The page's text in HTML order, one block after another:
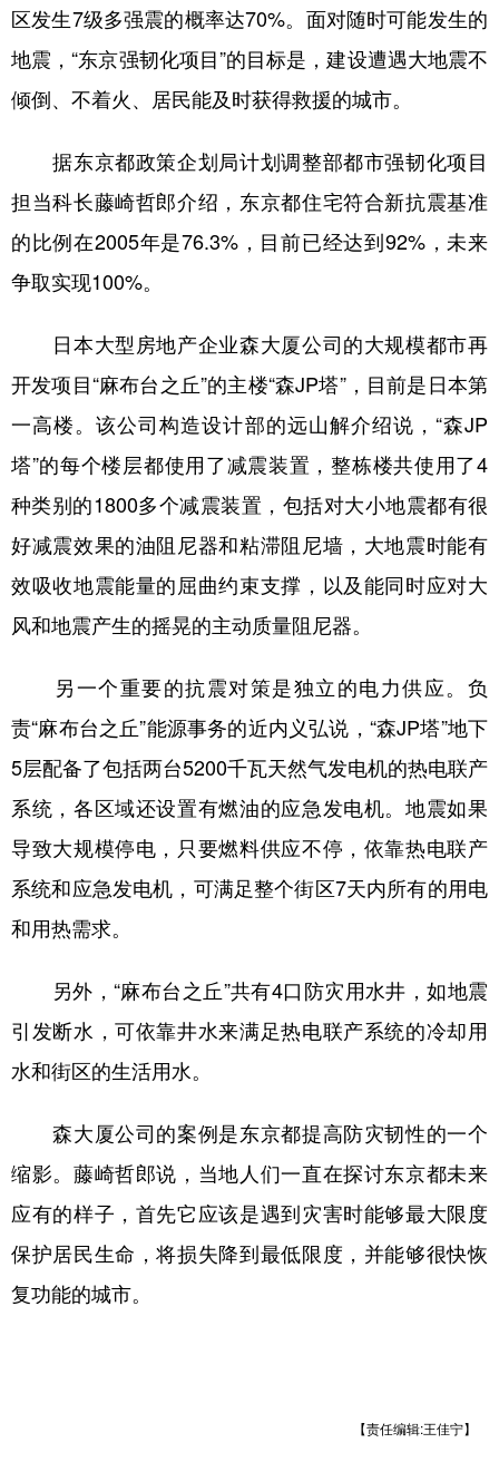
区发生7级多强震的概率达70%。面对随时可能发生的
地震，“东京强韧化项目”的目标是，建设遭遇大地震不
倾倒、不着火、居民能及时获得救援的城市。
据东京都政策企划局计划调整部都市强韧化项目
担当科长藤崎哲郎介绍，东京都住宅符合新抗震基准
的比例在2005年是76.3%，目前已经达到92%，未来
争取实现100%。
日本大型房地产企业森大厦公司的大规模都市再
开发项目“麻布台之丘”的主楼“森JP塔”，目前是日本第
一高楼。该公司构造设计部的远山解介绍说，“森JP
塔”的每个楼层都使用了减震装置，整栋楼共使用了4
种类别的1800多个减震装置，包括对大小地震都有很
好减震效果的油阻尼器和粘滞阻尼墙，大地震时能有
效吸收地震能量的屈曲约束支撑，以及能同时应对大
风和地震产生的摇晃的主动质量阻尼器。
另一个重要的抗震对策是独立的电力供应。负
责“麻布台之丘”能源事务的近内义弘说，“森JP塔”地下
5层配备了包括两台5200千瓦天然气发电机的热电联产
系统，各区域还设置有燃油的应急发电机。地震如果
导致大规模停电，只要燃料供应不停，依靠热电联产
系统和应急发电机，可满足整个街区7天内所有的用电
和用热需求。
另外，“麻布台之丘”共有4口防灾用水井，如地震
引发断水，可依靠井水来满足热电联产系统的冷却用
水和街区的生活用水。
森大厦公司的案例是东京都提高防灾韧性的一个
缩影。藤崎哲郎说，当地人们一直在探讨东京都未来
应有的样子，首先它应该是遇到灾害时能够最大限度
保护居民生命，将损失降到最低限度，并能够很快恢
复功能的城市。
【责任编辑:王佳宁】